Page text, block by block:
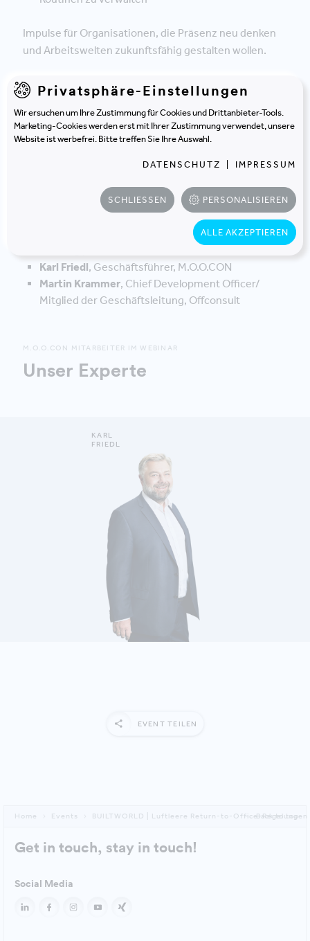
Impulse für Organisationen, die Präsenz neu denken
und Arbeitswelten zukunftsfähig gestalten wollen.
Die Panelisten
, Geschäftsführerin, loop.
Karl Friedl, Geschäftsführer, M.O.O.CON
Martin Krammer, Chief Development Officer/
Mitglied der Geschäftsleitung, Offconsult
M.O.O.CON MITARBEITER IM WEBINAR
Unser Experte
DETAILS ANZEIGEN
KARL
FRIEDL
EVENT TEILEN
Home Events BUILTWORLD | Luftleere Return-to-Office-Regelungen
Back to top
Get in touch, stay in touch!
Social Media
Privatsphäre-Einstellungen
Wir ersuchen um Ihre Zustimmung für Cookies und Drittanbieter-Tools.
Marketing-Cookies werden erst mit Ihrer Zustimmung verwendet, unsere
Website ist werbefrei. Bitte treffen Sie Ihre Auswahl.
DATENSCHUTZ IMPRESSUM
SCHLIESSEN PERSONALISIEREN
ALLE AKZEPTIEREN